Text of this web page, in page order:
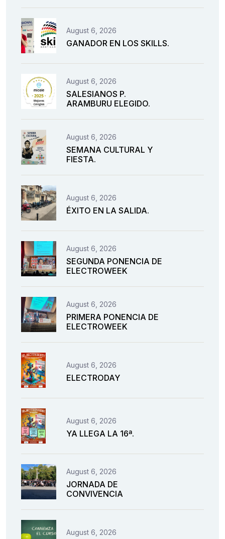
August 6, 2026
GANADOR EN LOS SKILLS.
August 6, 2026
SALESIANOS P.
ARAMBURU ELEGIDO.
August 6, 2026
SEMANA CULTURAL Y
FIESTA.
August 6, 2026
ÉXITO EN LA SALIDA.
August 6, 2026
SEGUNDA PONENCIA DE
ELECTROWEEK
August 6, 2026
PRIMERA PONENCIA DE
ELECTROWEEK
August 6, 2026
ELECTRODAY
August 6, 2026
YA LLEGA LA 16ª.
August 6, 2026
JORNADA DE
CONVIVENCIA
August 6, 2026